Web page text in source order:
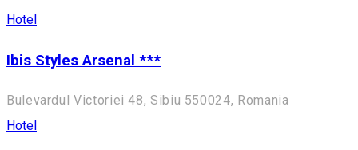
Hotel
Ibis Styles Arsenal ***
Bulevardul Victoriei 48, Sibiu 550024, Romania
Hotel